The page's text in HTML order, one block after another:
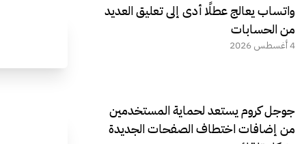
واتساب يعالج عطلًا أدى إلى تعليق العديد
من الحسابات
4 أغسطس 2026
جوجل كروم يستعد لحماية المستخدمين
من إضافات اختطاف الصفحات الجديدة